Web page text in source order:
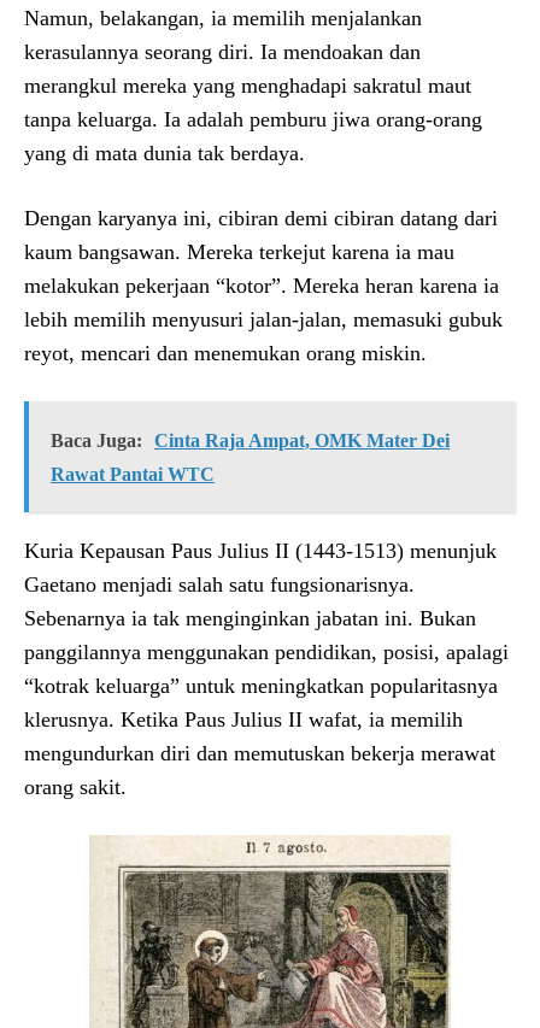
Namun, belakangan, ia memilih menjalankan
kerasulannya seorang diri. Ia mendoakan dan
merangkul mereka yang menghadapi sakratul maut
tanpa keluarga. Ia adalah pemburu jiwa orang-orang
yang di mata dunia tak berdaya.
Dengan karyanya ini, cibiran demi cibiran datang dari
kaum bangsawan. Mereka terkejut karena ia mau
melakukan pekerjaan “kotor”. Mereka heran karena ia
lebih memilih menyusuri jalan-jalan, memasuki gubuk
reyot, mencari dan menemukan orang miskin.
Baca Juga:
Cinta Raja Ampat, OMK Mater Dei
Rawat Pantai WTC
Kuria Kepausan Paus Julius II (1443-1513) menunjuk
Gaetano menjadi salah satu fungsionarisnya.
Sebenarnya ia tak menginginkan jabatan ini. Bukan
panggilannya menggunakan pendidikan, posisi, apalagi
“kotrak keluarga” untuk meningkatkan popularitasnya
klerusnya. Ketika Paus Julius II wafat, ia memilih
mengundurkan diri dan memutuskan bekerja merawat
orang sakit.